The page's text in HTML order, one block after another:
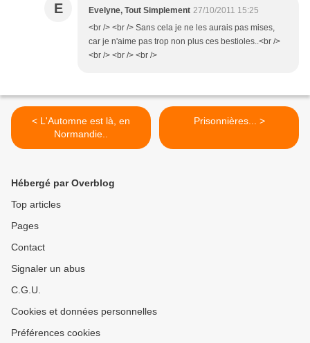
E Evelyne, Tout Simplement 27/10/2011 15:25
<br /> <br /> Sans cela je ne les aurais pas mises,
car je n'aime pas trop non plus ces bestioles..<br />
<br /> <br /> <br />
< L'Automne est là, en
Normandie..
Prisonnières... >
Hébergé par Overblog
Top articles
Pages
Contact
Signaler un abus
C.G.U.
Cookies et données personnelles
Préférences cookies